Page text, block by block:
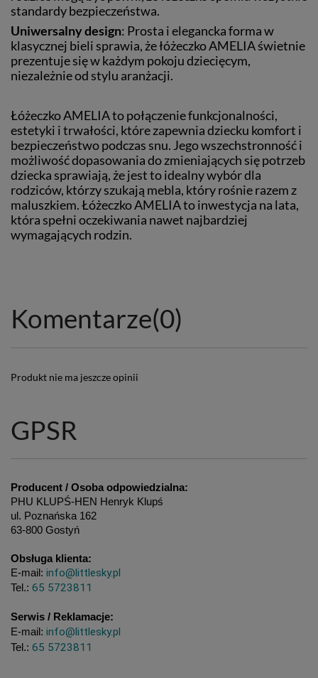
standardy bezpieczeństwa.
Uniwersalny design: Prosta i elegancka forma w
klasycznej bieli sprawia, że łóżeczko AMELIA świetnie
prezentuje się w każdym pokoju dziecięcym,
niezależnie od stylu aranżacji.
Łóżeczko AMELIA to połączenie funkcjonalności,
estetyki i trwałości, które zapewnia dziecku komfort i
bezpieczeństwo podczas snu. Jego wszechstronność i
możliwość dopasowania do zmieniających się potrzeb
dziecka sprawiają, że jest to idealny wybór dla
rodziców, którzy szukają mebla, który rośnie razem z
maluszkiem. Łóżeczko AMELIA to inwestycja na lata,
która spełni oczekiwania nawet najbardziej
wymagających rodzin.
Komentarze(0)
Produkt nie ma jeszcze opinii
GPSR
Producent / Osoba odpowiedzialna:
PHU KLUPŚ-HEN Henryk Klupś
ul. Poznańska 162
63-800 Gostyń
Obsługa klienta:
E-mail: info@littlesky.pl
Tel.: 65 5723811
Serwis / Reklamacje:
E-mail: info@littlesky.pl
Tel.: 65 5723811